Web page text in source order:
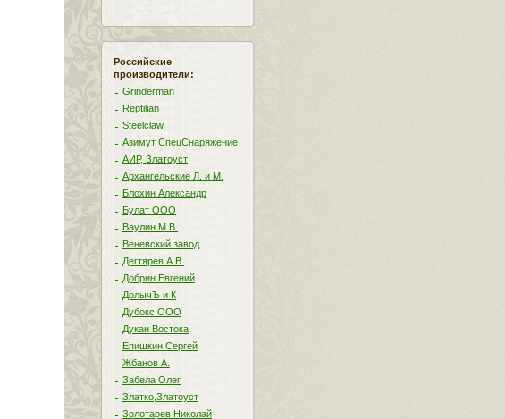
Российские
производители:
Grinderman
Reptilian
Steelclaw
Азимут СпецСнаряжение
АИР, Златоуст
Архангельские Л. и М.
Блохин Александр
Булат ООО
Ваулин М.В.
Веневский завод
Дегтярев А.В.
Добрин Евгений
ДолычЪ и К
Дубокс ООО
Дукан Востока
Епишкин Сергей
Жбанов А.
Забела Олег
Златко,Златоуст
Золотарев Николай